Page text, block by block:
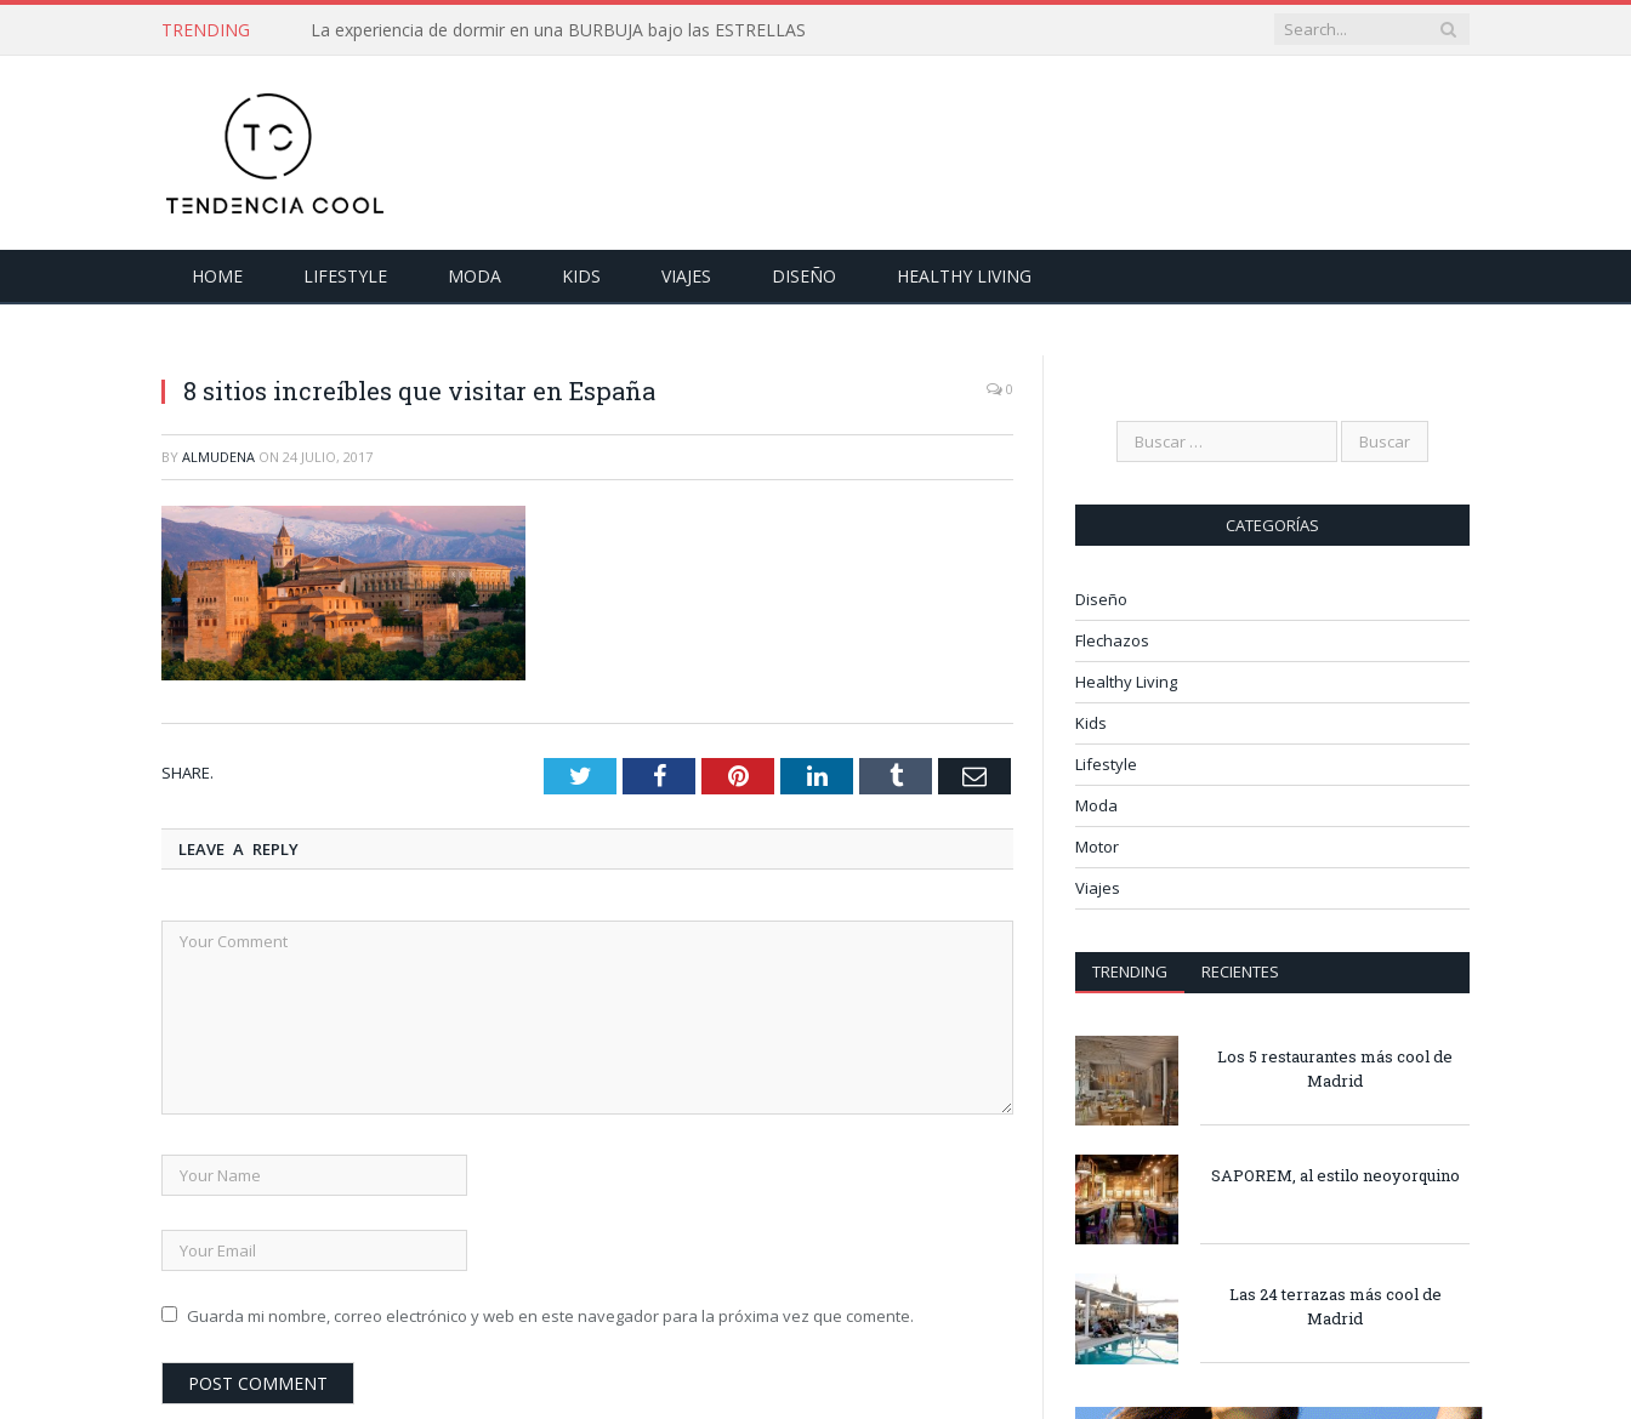
TRENDING La experiencia de dormir en una BURBUJA bajo las ESTRELLAS
HOME LIFESTYLE MODA KIDS VIAJES DISEÑO HEALTHY LIVING
8 sitios increíbles que visitar en España 0
BY ALMUDENA ON 24 JULIO, 2017
SHARE. TwitterFacebookPinterestLinkedInTumblr Email
LEAVE A REPLY
Guarda mi nombre, correo electrónico y web en este navegador para la próxima vez que comente.
CATEGORÍAS
Diseño
Flechazos
Healthy Living
Kids
Lifestyle
Moda
Motor
Viajes
TRENDING RECIENTES
Los 5 restaurantes más cool de
Madrid
SAPOREM, al estilo neoyorquino
Las 24 terrazas más cool de
Madrid